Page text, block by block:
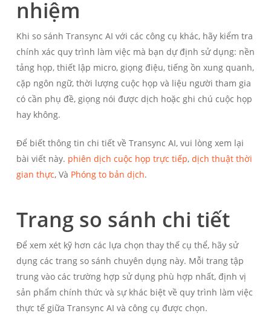
nhiệm
Khi so sánh Transync AI với các công cụ khác, hãy kiểm tra
chính xác quy trình làm việc mà bạn dự định sử dụng: nền
tảng họp, thiết lập micro, giọng điệu, tiếng ồn xung quanh,
cặp ngôn ngữ, thời lượng cuộc họp và liệu người tham gia
có cần phụ đề, giọng nói được dịch hoặc ghi chú cuộc họp
hay không.
Để biết thông tin chi tiết về Transync AI, vui lòng xem lại
bài viết này. phiên dịch cuộc họp trực tiếp, dịch thuật thời
gian thực, Và Phóng to bản dịch.
Trang so sánh chi tiết
Để xem xét kỹ hơn các lựa chọn thay thế cụ thể, hãy sử
dụng các trang so sánh chuyên dụng này. Mỗi trang tập
trung vào các trường hợp sử dụng phù hợp nhất, định vị
sản phẩm chính thức và sự khác biệt về quy trình làm việc
thực tế giữa Transync AI và công cụ được chọn.